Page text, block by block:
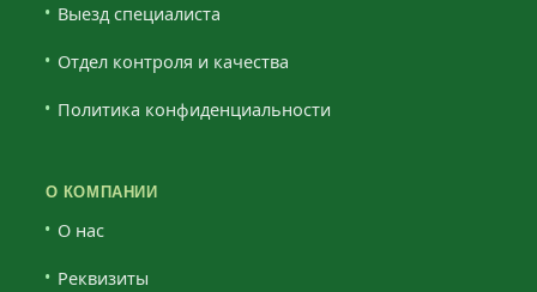
Выезд специалиста
Отдел контроля и качества
Политика конфиденциальности
О КОМПАНИИ
О нас
Реквизиты